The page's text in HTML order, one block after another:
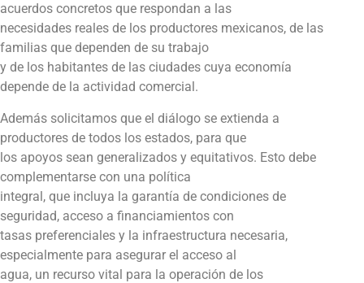
acuerdos concretos que respondan a las
necesidades reales de los productores mexicanos, de las
familias que dependen de su trabajo
y de los habitantes de las ciudades cuya economía
depende de la actividad comercial.
Además solicitamos que el diálogo se extienda a
productores de todos los estados, para que
los apoyos sean generalizados y equitativos. Esto debe
complementarse con una política
integral, que incluya la garantía de condiciones de
seguridad, acceso a financiamientos con
tasas preferenciales y la infraestructura necesaria,
especialmente para asegurar el acceso al
agua, un recurso vital para la operación de los